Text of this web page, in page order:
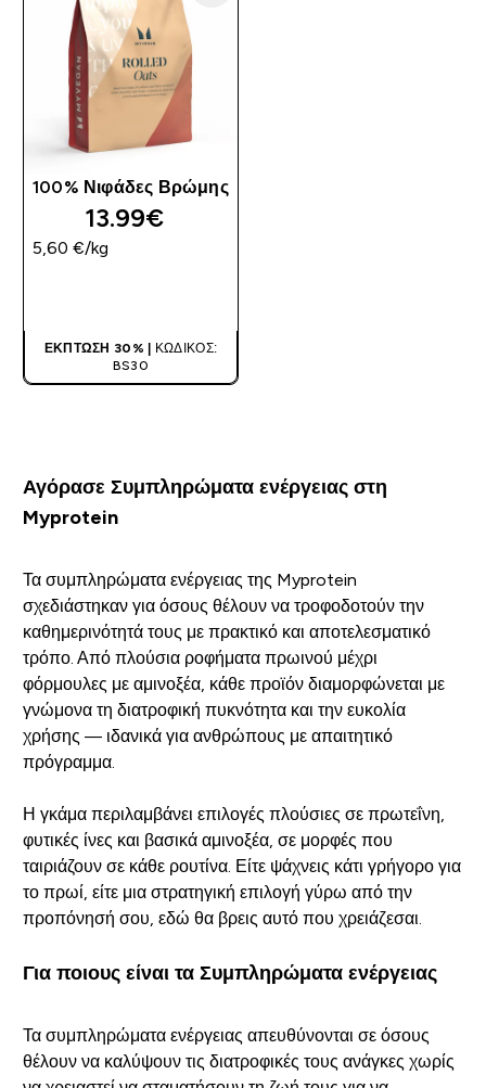
100% Νιφάδες Βρώμης
13.99€‎
5,60 €‎/kg
ΈΚΠΤΩΣΗ 30% | ΚΩΔΙΚΌΣ:
BS30
Αγόρασε Συμπληρώματα ενέργειας στη
Myprotein
Τα συμπληρώματα ενέργειας της Myprotein
σχεδιάστηκαν για όσους θέλουν να τροφοδοτούν την
καθημερινότητά τους με πρακτικό και αποτελεσματικό
τρόπο. Από πλούσια ροφήματα πρωινού μέχρι
φόρμουλες με αμινοξέα, κάθε προϊόν διαμορφώνεται με
γνώμονα τη διατροφική πυκνότητα και την ευκολία
χρήσης — ιδανικά για ανθρώπους με απαιτητικό
πρόγραμμα.
Η γκάμα περιλαμβάνει επιλογές πλούσιες σε πρωτεΐνη,
φυτικές ίνες και βασικά αμινοξέα, σε μορφές που
ταιριάζουν σε κάθε ρουτίνα. Είτε ψάχνεις κάτι γρήγορο για
το πρωί, είτε μια στρατηγική επιλογή γύρω από την
προπόνησή σου, εδώ θα βρεις αυτό που χρειάζεσαι.
Για ποιους είναι τα Συμπληρώματα ενέργειας
Τα συμπληρώματα ενέργειας απευθύνονται σε όσους
θέλουν να καλύψουν τις διατροφικές τους ανάγκες χωρίς